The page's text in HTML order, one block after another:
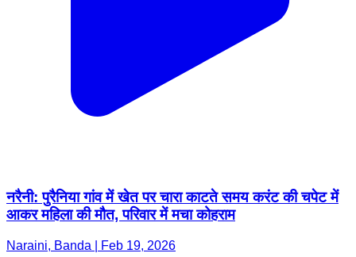
नरैनी: पुरैनिया गांव में खेत पर चारा काटते समय करंट की चपेट में
आकर महिला की मौत, परिवार में मचा कोहराम
Naraini, Banda | Feb 19, 2026